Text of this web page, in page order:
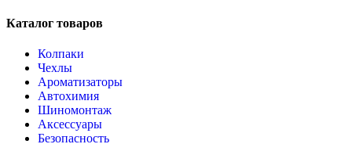
Каталог товаров
Колпаки
Чехлы
Ароматизаторы
Автохимия
Шиномонтаж
Аксессуары
Безопасность